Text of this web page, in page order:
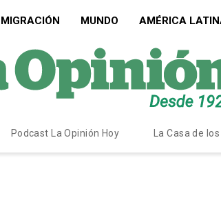
MUNDO AMÉRICA
Podcast La Opinión Hoy La Casa de